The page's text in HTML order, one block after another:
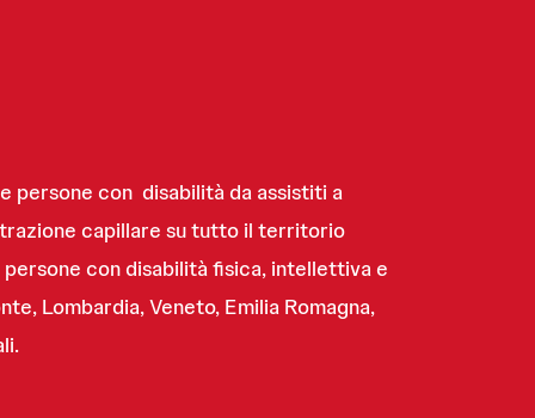
persone con disabilità da assistiti a
capillare su tutto il territorio
con disabilità fisica, intellettiva e
Lombardia, Veneto, Emilia Romagna,